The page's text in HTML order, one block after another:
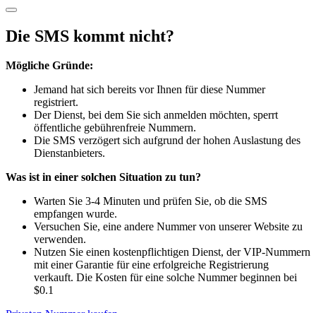
Die SMS kommt nicht?
Mögliche Gründe:
Jemand hat sich bereits vor Ihnen für diese Nummer
registriert.
Der Dienst, bei dem Sie sich anmelden möchten, sperrt
öffentliche gebührenfreie Nummern.
Die SMS verzögert sich aufgrund der hohen Auslastung des
Dienstanbieters.
Was ist in einer solchen Situation zu tun?
Warten Sie 3-4 Minuten und prüfen Sie, ob die SMS
empfangen wurde.
Versuchen Sie, eine andere Nummer von unserer Website zu
verwenden.
Nutzen Sie einen kostenpflichtigen Dienst, der VIP-Nummern
mit einer Garantie für eine erfolgreiche Registrierung
verkauft. Die Kosten für eine solche Nummer beginnen bei
$0.1